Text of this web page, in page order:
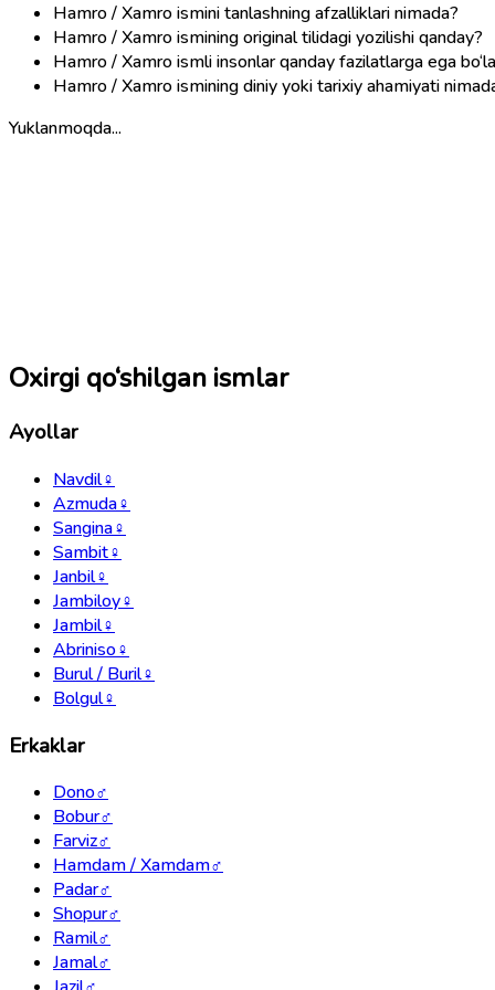
Hamro / Xamro ismini tanlashning afzalliklari nimada?
Hamro / Xamro ismining original tilidagi yozilishi qanday?
Hamro / Xamro ismli insonlar qanday fazilatlarga ega
Hamro / Xamro ismining diniy yoki tarixiy ahamiyati
Yuklanmoqda...
Oxirgi qo‘shilgan ismlar
Ayollar
Navdil♀
Azmuda♀
Sangina♀
Sambit♀
Janbil♀
Jambiloy♀
Jambil♀
Abriniso♀
Burul / Buril♀
Bolgul♀
Erkaklar
Dono♂
Bobur♂
Farviz♂
Hamdam / Xamdam♂
Padar♂
Shopur♂
Ramil♂
Jamal♂